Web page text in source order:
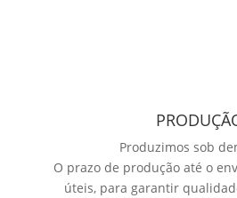
Produzimos sob
O prazo de produção até o
úteis, para garantir